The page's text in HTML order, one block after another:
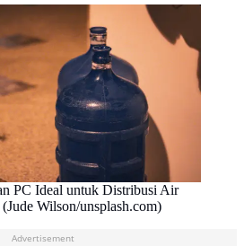
PC Ideal untuk Distribusi Air
Wilson/unsplash.com)
Advertisement